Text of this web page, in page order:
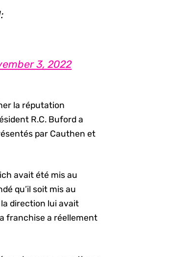
3, 2022
la réputation
R.C. Buford a
par Cauthen et
avait été mis au
qu’il soit mis au
direction lui avait
franchise a réellement